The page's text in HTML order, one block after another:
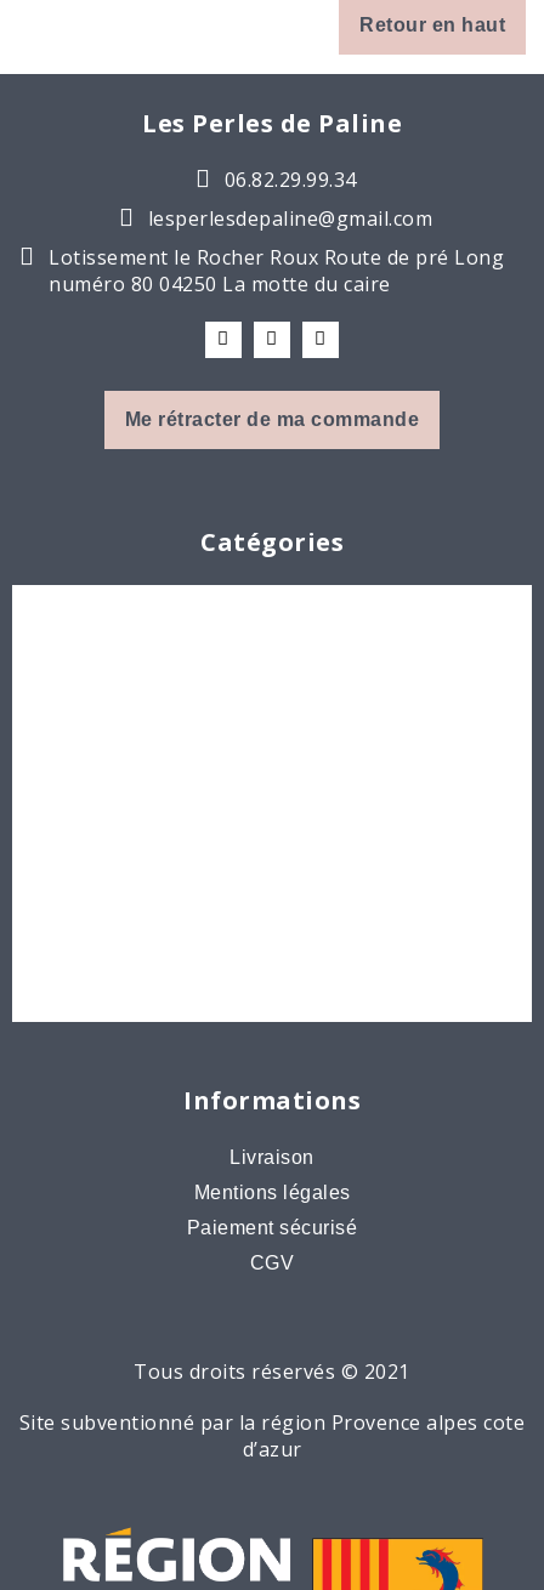
Retour en haut
Les Perles de Paline
06.82.29.99.34
lesperlesdepaline@gmail.com
Lotissement le Rocher Roux Route de pré Long
numéro 80 04250 La motte du caire
Me rétracter de ma commande
Catégories
Informations
Livraison
Mentions légales
Paiement sécurisé
CGV
Tous droits réservés © 2021
Site subventionné par la région Provence alpes cote
d’azur